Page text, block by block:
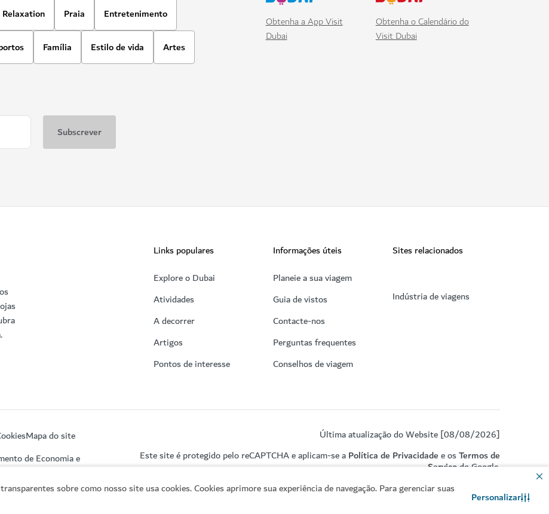
sobre como nosso site usa cookies. Cookies aprimore sua experiência de navegação. Para gerenciar suas
Personalizar
Relaxation Praia Entretenimento
Família Estilo de vida Artes
Obtenha a App Visit
Dubai
Obtenha o Calendário do
Visit Dubai
Links populares
Explore o Dubai
Atividades
A decorrer
Artigos
Pontos de interesse
Informações úteis
Planeie a sua viagem
Guia de vistos
Contacte-nos
Perguntas frequentes
Conselhos de viagem
Sites relacionados
Indústria de viagens
Mapa do site
de Economia e
Última atualização do Website [08/08/2026]
Este site é protegido pelo reCAPTCHA e aplicam-se aPolítica de Privacidadee osTermos de
Serviçodo Google.